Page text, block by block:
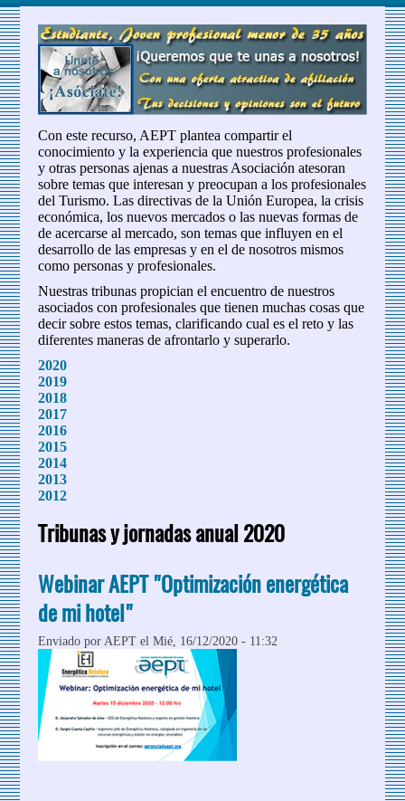
Con este recurso, AEPT plantea compartir el
conocimiento y la experiencia que nuestros profesionales
y otras personas ajenas a nuestras Asociación atesoran
sobre temas que interesan y preocupan a los profesionales
del Turismo. Las directivas de la Unión Europea, la crisis
económica, los nuevos mercados o las nuevas formas de
de acercarse al mercado, son temas que influyen en el
desarrollo de las empresas y en el de nosotros mismos
como personas y profesionales.
Nuestras tribunas propician el encuentro de nuestros
asociados con profesionales que tienen muchas cosas que
decir sobre estos temas, clarificando cual es el reto y las
diferentes maneras de afrontarlo y superarlo.
2020
2019
2018
2017
2016
2015
2014
2013
2012
Tribunas y jornadas anual 2020
Webinar AEPT "Optimización energética
de mi hotel"
Enviado porAEPT el Mié, 16/12/2020 - 11:32